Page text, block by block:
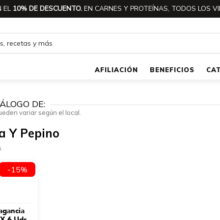
EL 10% DE DESCUENTO. EN CARNES Y PROTEÍNAS, TODOS LOS
AFILIACIÓN BENEFICIOS
DE:
variar según el local.
Y Pepino
-15%